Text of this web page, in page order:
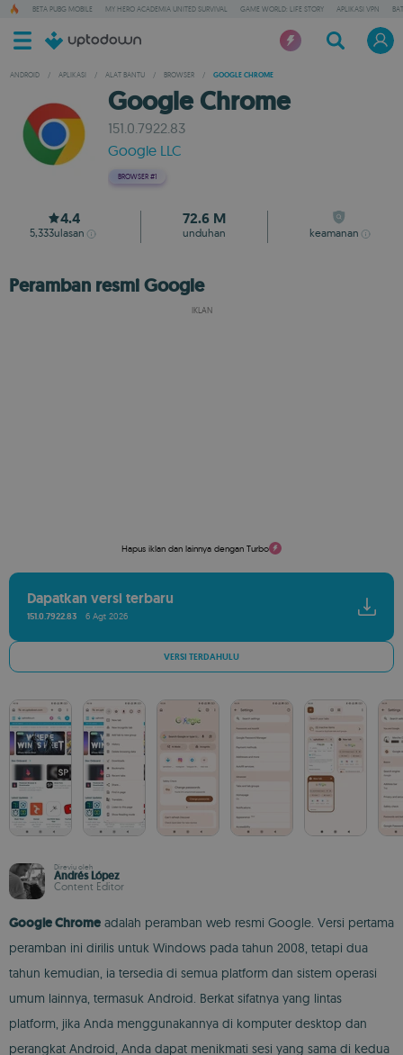
BETA PUBG MOBILE MY HERO ACADEMIA UNITED SURVIVAL GAME WORLD: LIFE STORY APLIKASI VPN
ANDROID / APLIKASI / ALAT BANTU / BROWSER / GOOGLE CHROME
Google Chrome
151.0.7922.83
Google LLC
BROWSER #1
4.4
5,333ulasan
72.6 M
unduhan keamanan
Peramban resmi Google
IKLAN
Hapus iklan dan lainnya dengan Turbo
Dapatkan versi terbaru
151.0.7922.83 6 Agt 2026
VERSI TERDAHULU
Direviu oleh
Andrés López
Content Editor
Google Chrome adalah peramban web resmi Google. Versi pertama
peramban ini dirilis untuk Windows pada tahun 2008, tetapi dua
tahun kemudian, ia tersedia di semua platform dan sistem operasi
umum lainnya, termasuk Android. Berkat sifatnya yang lintas
platform, jika Anda menggunakannya di komputer desktop dan
perangkat Android, Anda dapat menikmati sesi yang sama di kedua